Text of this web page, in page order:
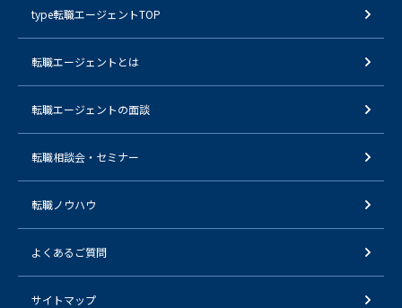
type転職エージェントTOP
転職エージェントとは
転職エージェントの面談
転職相談会・セミナー
転職ノウハウ
よくあるご質問
サイトマップ